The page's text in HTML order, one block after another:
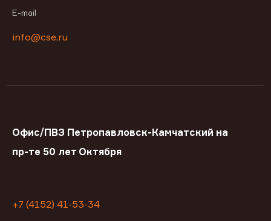
E-mail
info@cse.ru
Офис/ПВЗ Петропавловск-Камчатский на
пр-те 50 лет Октября
+7 (4152) 41-53-34